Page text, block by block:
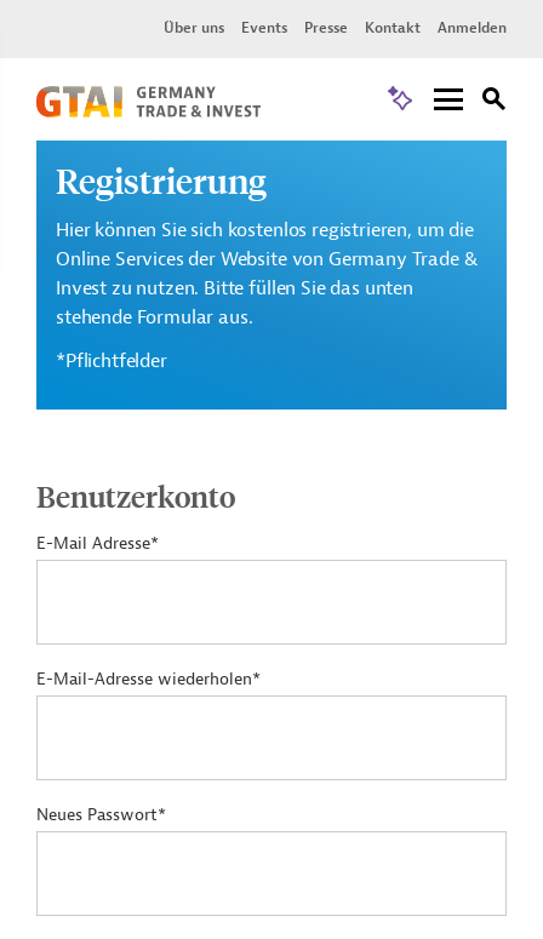
Über uns Events Presse Kontakt Anmelden
Registrierung
Hier können Sie sich kostenlos registrieren, um die
Online Services der Website von Germany Trade &
Invest zu nutzen. Bitte füllen Sie das unten
stehende Formular aus.
*Pflichtfelder
Benutzerkonto
E-Mail Adresse*
E-Mail-Adresse wiederholen*
Neues Passwort*